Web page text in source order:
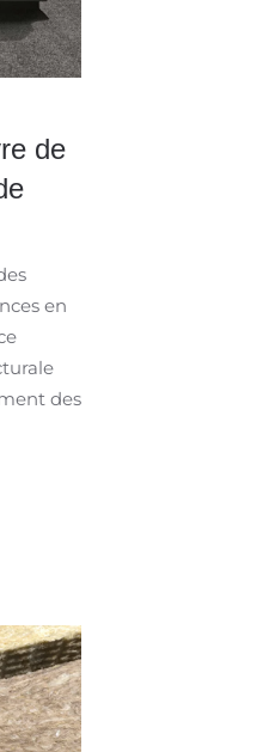
de
en
des